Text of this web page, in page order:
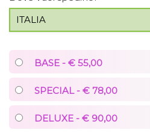
BASE - € 55,00
SPECIAL - € 78,00
DELUXE - € 90,00